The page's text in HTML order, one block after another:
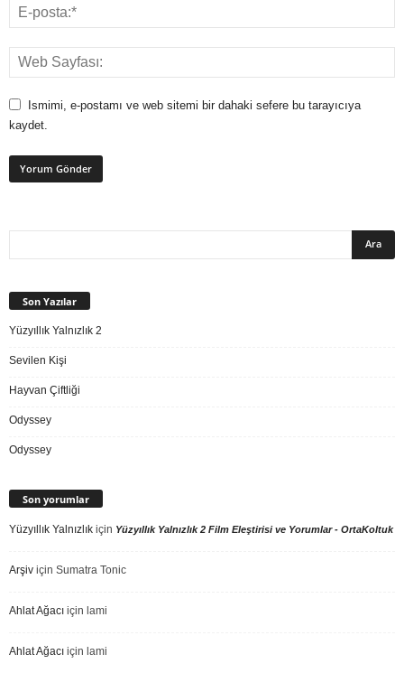
Ismimi, e-postamı ve web sitemi bir dahaki sefere bu tarayıcıya
kaydet.
Son Yazılar
Yüzyıllık Yalnızlık 2
Sevilen Kişi
Hayvan Çiftliği
Odyssey
Odyssey
Son yorumlar
Yüzyıllık Yalnızlık için Yüzyıllık Yalnızlık 2 Film Eleştirisi ve Yorumlar - OrtaKoltuk
Arşiv için Sumatra Tonic
Ahlat Ağacı için lami
Ahlat Ağacı için lami